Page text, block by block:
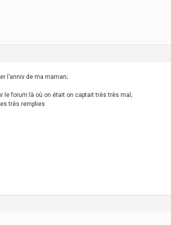
l’anniv de ma maman;
le forum:là où on était on captait très très mal;
très remplies